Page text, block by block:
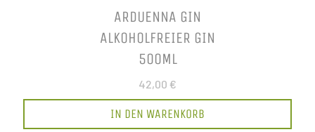
ARDUENNA GIN
ALKOHOLFREIER GIN
500ML
42,00 €
IN DEN WARENKORB